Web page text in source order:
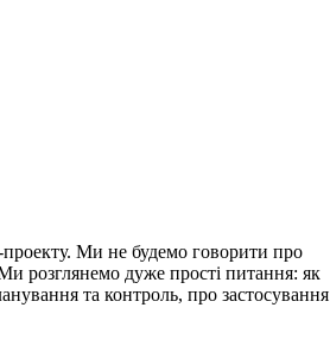
проекту. Ми не будемо говорити про
Ми розглянемо дуже прості питання: як
та контроль, про застосування